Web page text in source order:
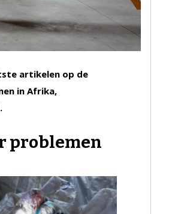
artikelen op de
in Afrika,
problemen